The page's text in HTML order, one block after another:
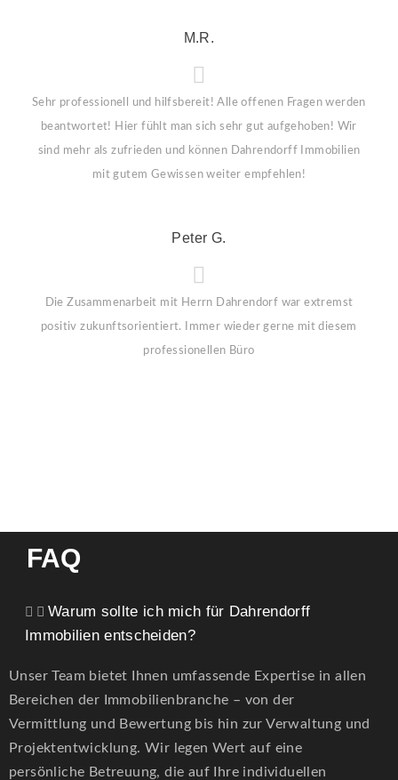
M.R.
Sehr professionell und hilfsbereit! Alle offenen Fragen werden
beantwortet! Hier fühlt man sich sehr gut aufgehoben! Wir
sind mehr als zufrieden und können Dahrendorff Immobilien
mit gutem Gewissen weiter empfehlen!
Peter G.
Die Zusammenarbeit mit Herrn Dahrendorf war extremst
positiv zukunftsorientiert. Immer wieder gerne mit diesem
professionellen Büro
FAQ
Warum sollte ich mich für Dahrendorff
Immobilien entscheiden?
Unser Team bietet Ihnen umfassende Expertise in allen
Bereichen der Immobilienbranche – von der
Vermittlung und Bewertung bis hin zur Verwaltung und
Projektentwicklung. Wir legen Wert auf eine
persönliche Betreuung, die auf Ihre individuellen